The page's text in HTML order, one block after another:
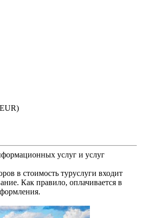
услуг и услуг
в стоимость туруслуги входит
Как правило, оплачивается в